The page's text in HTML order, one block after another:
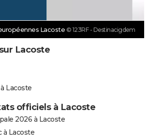
Lacoste © 123RF - Destinacigdem
Lacoste
Lacoste
officiels à Lacoste
2026 à Lacoste
à Lacoste